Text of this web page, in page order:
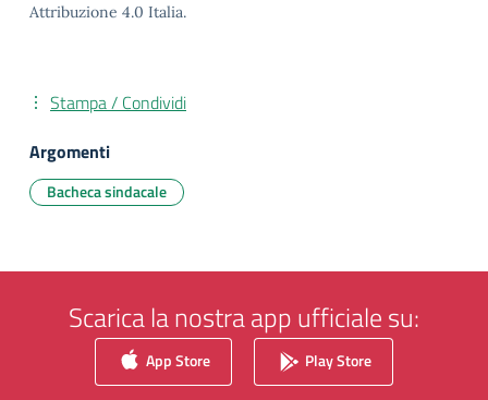
Attribuzione 4.0 Italia.
Stampa / Condividi
Argomenti
Bacheca sindacale
Scarica la nostra app ufficiale su:
App Store Play Store